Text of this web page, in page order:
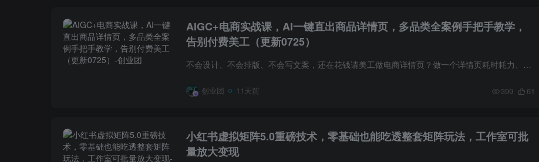
AIGC+电商实战课，AI一键直出商品详情页，多品类全案例手把手教学，
告别付费美工（更新0725）
不会设计、不会排版、不会写文案，还在花钱请美工做电商详情页？做一个详情页耗时耗力、改图反复折腾，成本高、效率低？这套AIGC+电商实战教程带你全程用AI工具，无需专业设计基础，零基础也能...
创业团 11天前 399 61
小红书虚拟矩阵5.0重磅技术，零基础也能吃透整套矩阵玩法，工作室可批
量放大变现